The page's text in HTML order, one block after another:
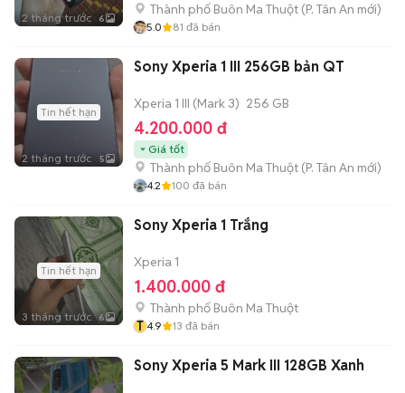
2 tháng trước 6
Thành phố Buôn Ma Thuột (P. Tân An mới)
5.0 81 đã bán
Tin hết hạn
2 tháng trước 5
Sony Xperia 1 III 256GB bản QT
Xperia 1 III (Mark 3) 256 GB
4.200.000 đ
Giá tốt
Thành phố Buôn Ma Thuột (P. Tân An mới)
4.2 100 đã bán
Tin hết hạn
3 tháng trước 6
Sony Xperia 1 Trắng
Xperia 1
1.400.000 đ
Thành phố Buôn Ma Thuột
T 4.9 13 đã bán
Sony Xperia 5 Mark III 128GB Xanh